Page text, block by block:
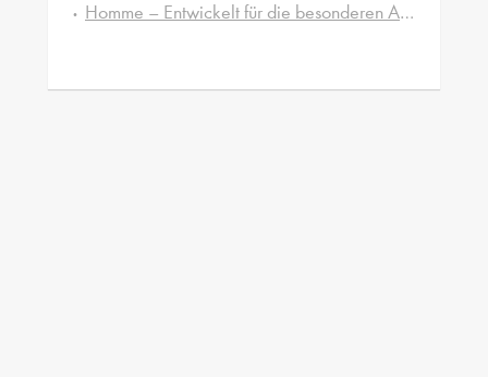
Homme – Entwickelt für die besonderen Ansprüche von Männerhaut und -haar